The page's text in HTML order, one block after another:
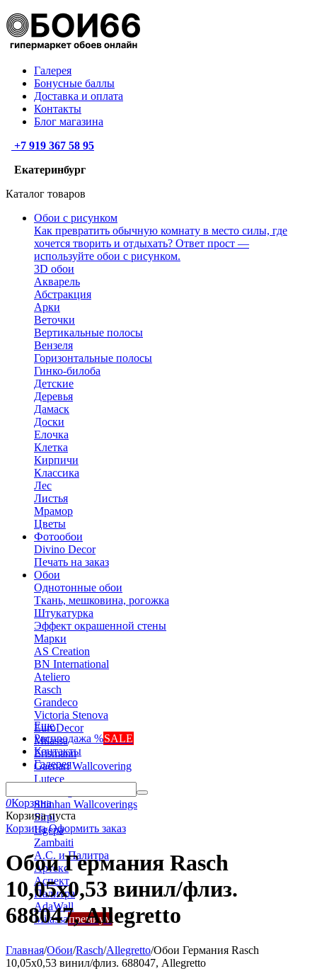
Галерея
Бонусные баллы
Доставка и оплата
Контакты
Блог магазина
+7 919 367 58 95
Екатеринбург
Каталог товаров
Обои с рисунком
Как превратить обычную комнату в место силы, где
хочется творить и отдыхать? Ответ прост —
используйте обои с рисунком.
3D обои
Акварель
Абстракция
Арки
Веточки
Вертикальные полосы
Вензеля
Горизонтальные полосы
Гинко-билоба
Детские
Деревья
Дамаск
Доски
Елочка
Клетка
Кирпичи
Классика
Лес
Листья
Мрамор
Цветы
Фотообои
Divino Decor
Печать на заказ
Обои
Однотонные обои
Ткань, мешковина, рогожка
Штукатурка
Эффект окрашенной стены
Марки
AS Creation
BN International
Ateliero
Rasch
Grandeco
Victoria Stenova
EuroDecor
Milassa
Erismann
Gaenari Wallcovering
Lutece
Shinhan Wallcoverings
Sirpi
Ugepa
Zambaiti
А.С. и Палитра
Артекс
Аспект
Палитра
AdaWall
Milassaпремиум
Еще
Распродажа %SALE
Контакты
Галерея
0Корзина
Корзина пуста
Корзина Оформить заказ
Обои Германия Rasch
10,05x0,53 винил/флиз.
688047, Allegretto
Главная/Обои/Rasch/Allegretto/Обои Германия Rasch
10,05x0,53 винил/флиз. 688047, Allegretto